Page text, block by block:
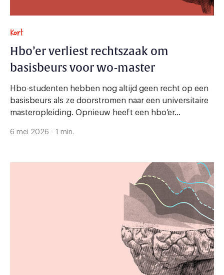
Kort
Hbo’er verliest rechtszaak om
basisbeurs voor wo-master
Hbo-studenten hebben nog altijd geen recht op een
basisbeurs als ze doorstromen naar een universitaire
masteropleiding. Opnieuw heeft een hbo’er...
6 mei 2026 - 1 min.